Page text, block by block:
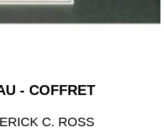
- COFFRET
C. ROSS